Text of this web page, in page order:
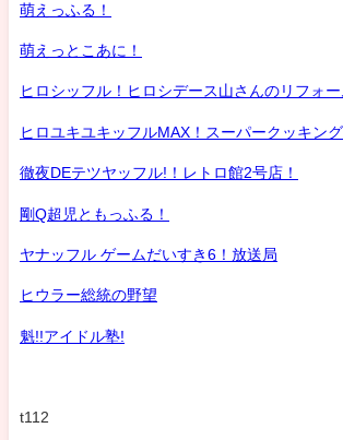
萌えっふる！
萌えっとこあに！
ヒロシッフル！ヒロシデース山さんのリフォー
ヒロユキユキッフルMAX！スーパークッキング
徹夜DEテツヤッフル!！レトロ館2号店！
剛Q超児ともっふる！
ヤナッフル ゲームだいすき6！放送局
ヒウラー総統の野望
魁!!アイドル塾!
t112